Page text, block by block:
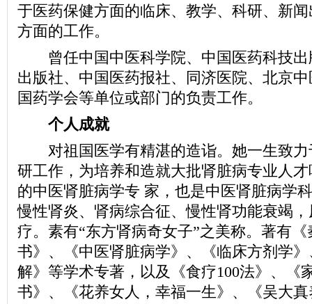
于医药保健方面的临床、教学、科研、新
方面的工作。
曾任中国中医科学院、中国医药科技出
出版社、中国医药报社、同济医院、北京
国药学会等单位或部门的负责工作。
个人成就
对祖国医学有精湛的造诣。她一生致力
研工作，为培养和造就大批肾脏病专业人
的中医肾脏病学专 家，也是中医肾脏病学
慢性肾炎、肾病综合征、慢性肾功能衰竭
疗。素有“东方肾病奇女子”之美称。著有
书》、《中医肾脏病学》、《临床方剂学
解》等学术专著，以及《食疗100法》、《
书》、《花养女人，幸福一生》、《吴大